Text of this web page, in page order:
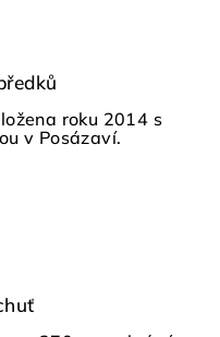
roku 2014 s
v Posázaví.